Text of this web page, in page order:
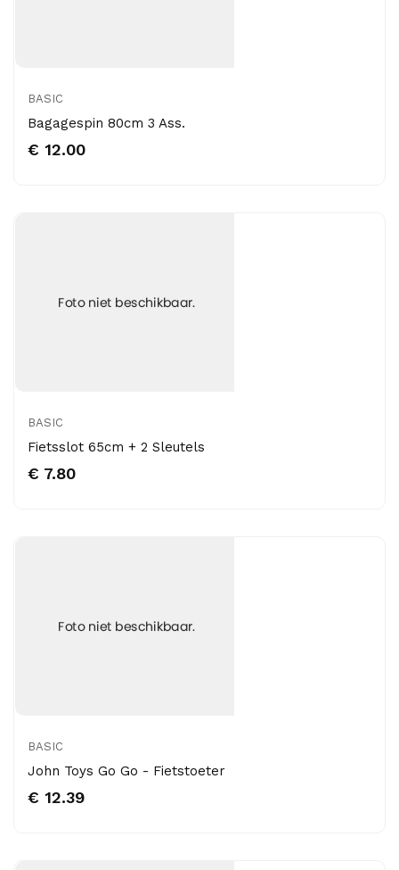
BASIC
Bagagespin 80cm 3 Ass.
€ 12.00
BASIC
Fietsslot 65cm + 2 Sleutels
€ 7.80
BASIC
John Toys Go Go - Fietstoeter
€ 12.39